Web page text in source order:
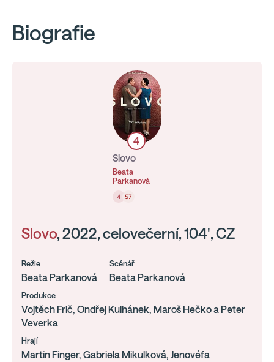
Biografie
4
Slovo
Beata
Parkanová
4 57
Slovo, 2022, celovečerní, 104', CZ
Režie
Beata Parkanová
Scénář
Beata Parkanová
Produkce
Vojtěch Frič, Ondřej Kulhánek, Maroš Hečko a Peter
Veverka
Hrají
Martin Finger, Gabriela Mikulková, Jenovéfa